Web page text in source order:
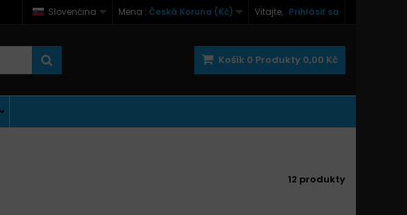
Vitajte, Prihlásiť sa
Mena : Česká Koruna (Kč)
Slovenčina
Košík 0 Produkty 0,00 Kč
12 produkty